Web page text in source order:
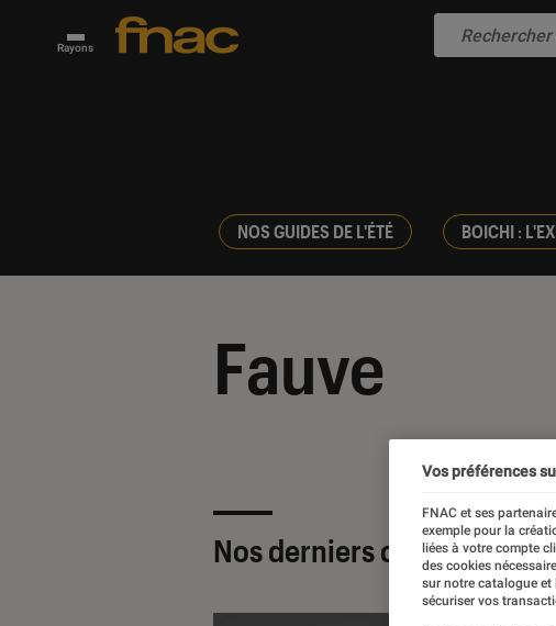
Rayons
NOS GUIDES DE L'ÉTÉ BOICHI :
Fauve
Nos derniers contenus
Vos préférences
FNAC et ses
exemple pour la
liées à votre compte
des cookies
sur notre catalogue et
sécuriser vos